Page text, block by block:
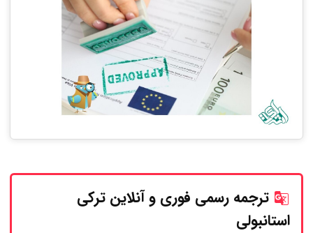
ترجمه رسمی فوری و آنلاین ترکی
استانبولی